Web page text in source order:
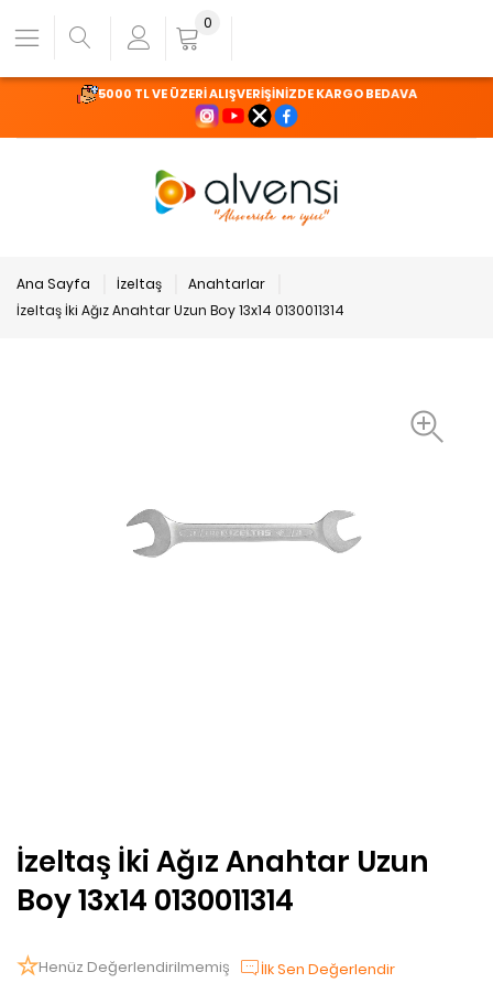
5000 TL VE ÜZERİ ALIŞVERİŞİNİZDE KARGO BEDAVA
0
Ana Sayfa İzeltaş
Anahtarlar
İzeltaş İki Ağız Anahtar Uzun Boy 13x14 0130011314
İzeltaş İki Ağız Anahtar Uzun
Boy 13x14 0130011314
Henüz Değerlendirilmemiş İlk Sen Değerlendir